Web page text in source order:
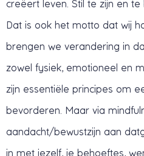
creëert leven. Stil te zijn en te
Dat is ook het motto dat wij
brengen we verandering in
zowel fysiek, emotioneel en
zijn essentiële principes om
bevorderen. Maar via
aandacht/bewustzijn aan
in met jezelf, je behoeftes,